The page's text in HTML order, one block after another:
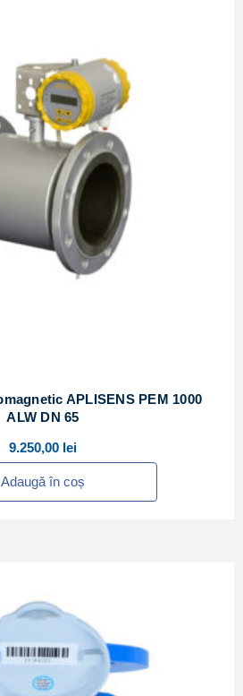
APLISENS PEM 1000
ALW DN 65
9.250,00 lei
Adaugă în coș